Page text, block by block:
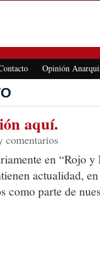
Opinión
aquí.
comentarios
en “Rojo
actualidad,
como parte de